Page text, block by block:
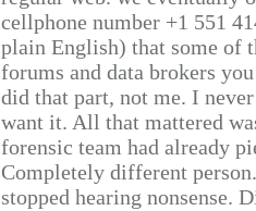
cellphone number +1 551
plain English) that some of
forums and data brokers
did that part, not me. I
want it. All that mattered
forensic team had already
Completely different
stopped hearing nonsense.